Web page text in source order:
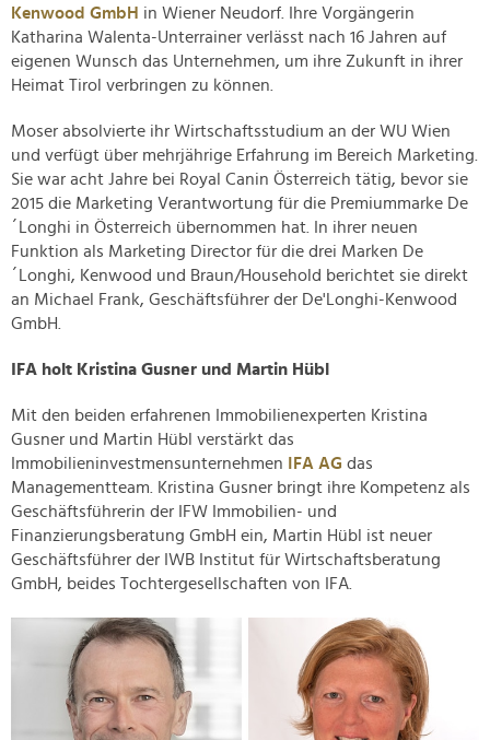
Kenwood GmbH in Wiener Neudorf. Ihre Vorgängerin
Katharina Walenta-Unterrainer verlässt nach 16 Jahren auf
eigenen Wunsch das Unternehmen, um ihre Zukunft in ihrer
Heimat Tirol verbringen zu können.
Moser absolvierte ihr Wirtschaftsstudium an der WU Wien
und verfügt über mehrjährige Erfahrung im Bereich Marketing.
Sie war acht Jahre bei Royal Canin Österreich tätig, bevor sie
2015 die Marketing Verantwortung für die Premiummarke De
´Longhi in Österreich übernommen hat. In ihrer neuen
Funktion als Marketing Director für die drei Marken De
´Longhi, Kenwood und Braun/Household berichtet sie direkt
an Michael Frank, Geschäftsführer der De'Longhi-Kenwood
GmbH.
IFA holt Kristina Gusner und Martin Hübl
Mit den beiden erfahrenen Immobilienexperten Kristina
Gusner und Martin Hübl verstärkt das
Immobilieninvestmensunternehmen
IFA AG das
Managementteam. Kristina Gusner bringt ihre Kompetenz als
Geschäftsführerin der IFW Immobilien- und
Finanzierungsberatung GmbH ein, Martin Hübl ist neuer
Geschäftsführer der IWB Institut für Wirtschaftsberatung
GmbH, beides Tochtergesellschaften von IFA.